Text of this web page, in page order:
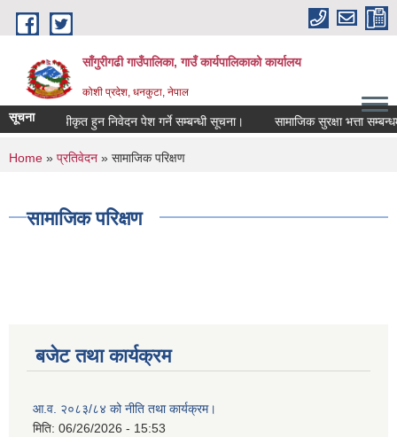
Skip to main content
साँगुरीगढी गाउँपालिका, गाउँ कार्यपालिकाको कार्यालय
कोशी प्रदेश, धनकुटा, नेपाल
सूचना
list) सूचीकृत हुन निवेदन पेश गर्ने सम्बन्धी सूचना। सामाजिक सुरक्षा भत्ता सम्बन्धमा।
You are here
Home » प्रतिवेदन » सामाजिक परिक्षण
सामाजिक परिक्षण
बजेट तथा कार्यक्रम
आ.व. २०८३/८४ को नीति तथा कार्यक्रम।
मिति: 06/26/2026 - 15:53